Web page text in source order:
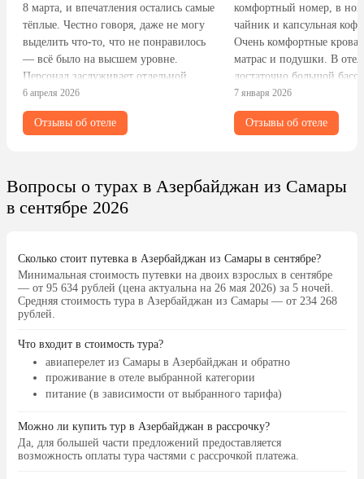
8 марта, и впечатления остались самые
тёплые. Честно говоря, даже не могу
выделить что-то, что не понравилось
— всё было на высшем уровне.
Персонал заслуживает отдельной
похвалы: внимательные, вежливые,
всегда готовы помочь. Администратор
лично подходил и интересовался, всё
При заселении нам вручили
приветственный флаер с
приглашением в лобби-бар — очень
пирожными. Замечательный
комплимент от отеля, который сразу
задал тёплую атмосферу всему отдыху.
Номера убирались каждый день
Очень понравилась экологическая
концепция отеля — вместо пластика
используются деревянные зубные
щётки, деревянные расчёски. Приятно
окружающей среде. Чайная станция
всегда была полностью
6 апреля 2026
Отзывы об отеле
комфортный номер, в
чайник и капсульная
Очень комфортные
матрас и подушки. В
достаточно большой
котором вечером бывает
людей. Отель
начале огромной
идеальная тишина.
7 января 2026
Отзывы об отеле
Вопросы о турах в Азербайджан из Самары
в сентябре 2026
Сколько стоит путевка в Азербайджан из Самары в сентябре?
Минимальная стоимость путевки на двоих взрослых в сентябре
— от 95 634 рублей (цена актуальна на 26 мая 2026) за 5 ночей.
Средняя стоимость тура в Азербайджан из Самары — от 234 268
рублей.
Что входит в стоимость тура?
авиаперелет из Самары в Азербайджан и обратно
проживание в отеле выбранной категории
питание (в зависимости от выбранного тарифа)
Можно ли купить тур в Азербайджан в рассрочку?
Да, для большей части предложений предоставляется
возможность оплаты тура частями с рассрочкой платежа.